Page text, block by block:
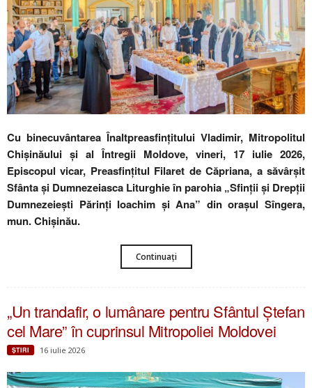
Cu binecuvântarea Înaltpreasfințitului Vladimir, Mitropolitul
Chișinăului și al Întregii Moldove, vineri, 17 iulie 2026,
Episcopul vicar, Preasfințitul Filaret de Căpriana, a săvârșit
Sfânta și Dumnezeiasca Liturghie în parohia „Sfinții și Drepții
Dumnezeiești Părinți Ioachim și Ana” din orașul Sîngera,
mun. Chișinău.
Continuați
„Un trandafir, o lumânare pentru Sfântul Ștefan
cel Mare” în cuprinsul Mitropoliei Moldovei
ŞTIRI 16 iulie 2026